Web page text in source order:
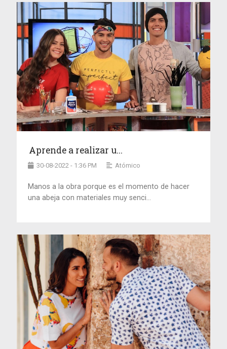
Aprende a realizar u...
30-08-2022 - 1:36 PM Atómico
Manos a la obra porque es el momento de hacer
una abeja con materiales muy senci...